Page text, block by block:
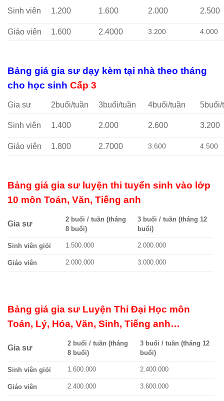
Sinh viên 1.200 1.600 2.000 2.500
Giáo viên 1.600 2.4000 3.200 4.000
Bảng giá gia sư dạy kèm tại nhà theo tháng
cho học sinh Cấp 3
Gia sư 2buổi/tuần 3buổi/tuần 4buổi/tuần 5buổi/
Sinh viên 1.400 2.000 2.600 3.200
Giáo viên 1.800 2.7000 3.600 4.500
Bảng giá gia sư luyện thi tuyển sinh vào lớp
10 môn Toán, Văn, Tiếng anh
Gia sư
2 buổi / tuần (tháng
8 buổi)
3 buổi / tuần (tháng 12
buổi)
Sinh viên giỏi 1.500.000 2.000.000
Giáo viên 2.000.000 3.000.000
Bảng giá gia sư Luyện Thi Đại Học môn
Toán, Lý, Hóa, Văn, Sinh, Tiếng anh…
Gia sư
2 buổi / tuần (tháng
8 buổi)
3 buổi / tuần (tháng 12
buổi)
Sinh viên giỏi 1.600.000 2.400.000
Giáo viên 2.400.000 3.600.000